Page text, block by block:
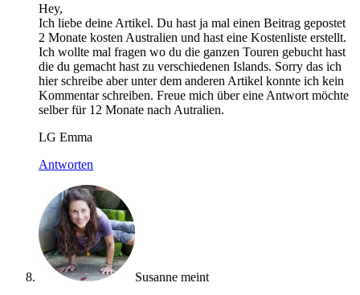
Hey,
Ich liebe deine Artikel. Du hast ja mal einen Beitrag gepostet
2 Monate kosten Australien und hast eine Kostenliste erstellt.
Ich wollte mal fragen wo du die ganzen Touren gebucht hast
die du gemacht hast zu verschiedenen Islands. Sorry das ich
hier schreibe aber unter dem anderen Artikel konnte ich kein
Kommentar schreiben. Freue mich über eine Antwort möchte
selber für 12 Monate nach Autralien.
LG Emma
Antworten
Susanne meint